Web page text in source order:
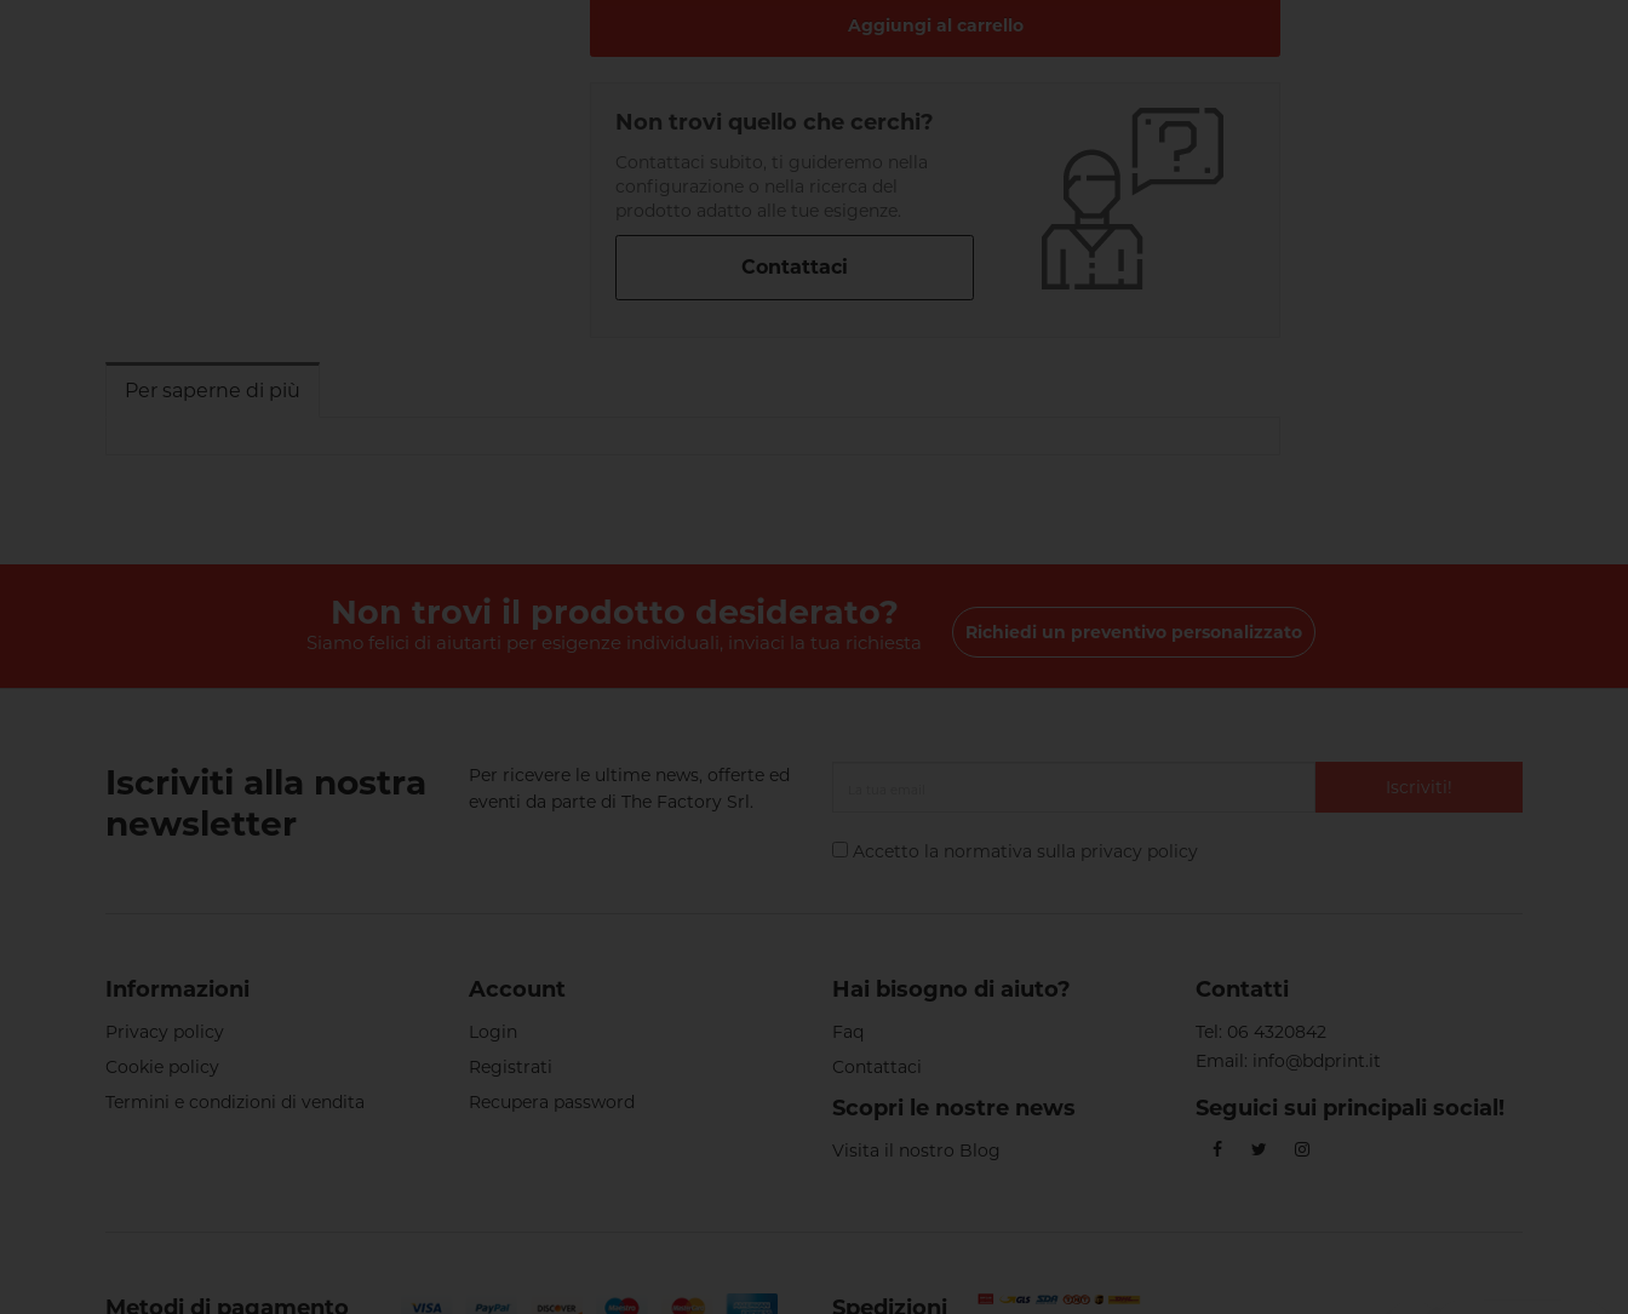
Aggiungi al carrello
Non trovi quello che cerchi?
Contattaci subito, ti guideremo nella
configurazione o nella ricerca del
prodotto adatto alle tue esigenze.
Contattaci
Per saperne di più
Non trovi il prodotto desiderato?
Siamo felici di aiutarti per esigenze individuali, inviaci la tua richiesta Richiedi un preventivo personalizzato
Iscriviti alla nostra
newsletter
Per ricevere le ultime news, offerte ed
eventi da parte di The Factory Srl.
Iscriviti!
Accetto la normativa sulla privacy policy
Informazioni
Privacy policy
Cookie policy
Termini e condizioni di vendita
Account
Login
Registrati
Recupera password
Hai bisogno di aiuto?
Faq
Contattaci
Scopri le nostre news
Visita il nostro Blog
Contatti
Tel: 06 4320842
Email: info@bdprint.it
Seguici sui principali social!
Metodi di pagamento Spedizioni